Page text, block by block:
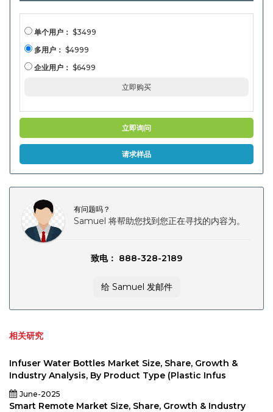
单个用户： $3499
多用户： $4999
企业用户： $6499
立即购买
立即询问
请求样品
有问题吗？
Samuel 将帮助您找到您正在寻找的内容为。
致电： 888-328-2189
给 Samuel 发邮件
相关研究
Infuser Water Bottles Market Size, Share, Growth &
Industry Analysis, By Product Type (Plastic Infus
June-2025
Smart Remote Market Size, Share, Growth & Industry